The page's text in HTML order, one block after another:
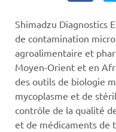
Shimadzu Diagnostics
de contamination
agroalimentaire et
Moyen-Orient et en
des outils de biologie
mycoplasme et de
contrôle de la qualité
et de médicaments de